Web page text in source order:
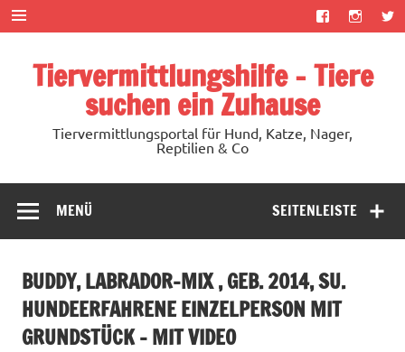
Zum
Inhalt
springen
Tiervermittlungshilfe – Tiere
suchen ein Zuhause
Tiervermittlungsportal für Hund, Katze, Nager,
Reptilien & Co
SEITENLEISTE
MENÜ
BUDDY, LABRADOR-MIX , GEB. 2014, SU.
HUNDEERFAHRENE EINZELPERSON MIT
GRUNDSTÜCK – MIT VIDEO